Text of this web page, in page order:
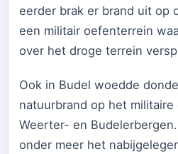
eerder brak er brand uit op
een militair oefenterrein
over het droge terrein
Ook in Budel woedde
natuurbrand op het
Weerter- en
onder meer het